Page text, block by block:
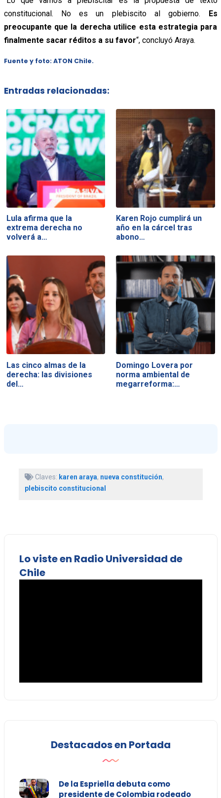
constitucional. No es un plebiscito al gobierno. Es
preocupante que la derecha utilice esta estrategia para
finalmente sacar réditos a su favor“, concluyó Araya.
Fuente y foto: ATON Chile.
Entradas relacionadas:
Lula afirma que la
extrema derecha no
volverá a…
Karen Rojo cumplirá un
año en la cárcel tras
abono…
Las cinco almas de la
derecha: las divisiones
del…
Domingo Lovera por
norma ambiental de
megarreforma:…
Claves: karen araya, nueva constitución,
plebiscito constitucional
Lo viste en Radio Universidad de
Chile
Destacados en Portada
De la Espriella debuta como
presidente de Colombia rodeado